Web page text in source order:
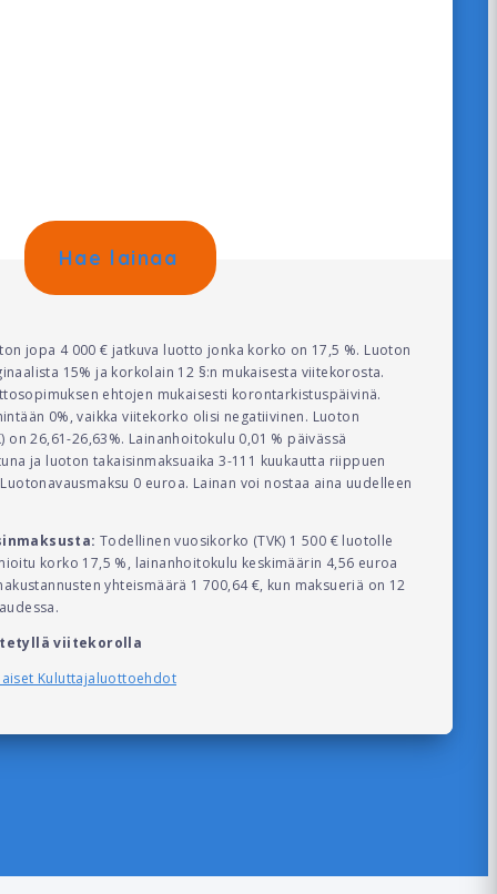
Hae lainaa
jopa 4 000 € jatkuva luotto jonka korko on 17,5 %. Luoton
15% ja korkolain 12 §:n mukaisesta viitekorosta.
ehtojen mukaisesti korontarkistuspäivinä.
0%, vaikka viitekorko olisi negatiivinen. Luoton
on 26,61-26,63%. Lainanhoitokulu 0,01 % päivässä
ja luoton takaisinmaksuaika 3-111 kuukautta riippuen
0 euroa. Lainan voi nostaa aina uudelleen
Todellinen vuosikorko (TVK) 1 500 € luotolle
korko 17,5 %, lainanhoitokulu keskimäärin 4,56 euroa
yhteismäärä 1 700,64 €, kun maksueriä on 12
viitekorolla
Kuluttajaluottoehdot